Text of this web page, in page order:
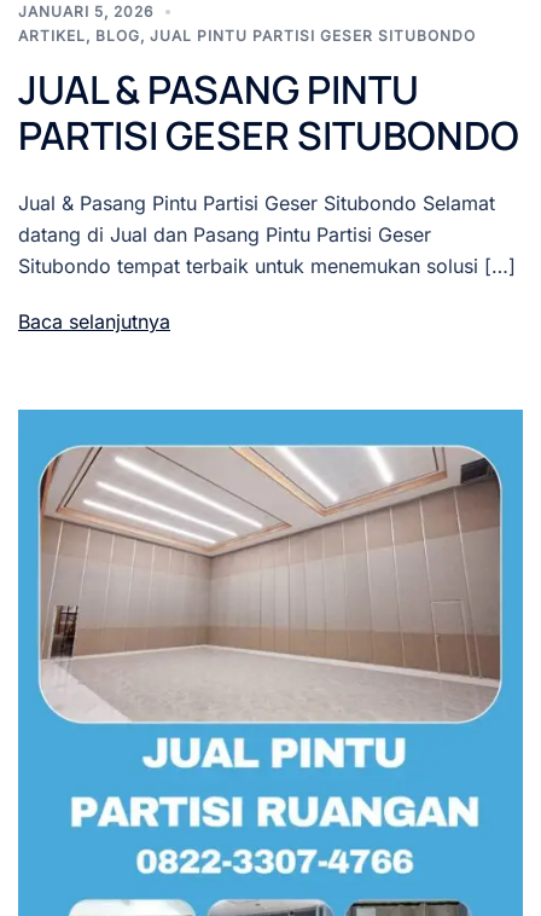
JANUARI 5, 2026
ARTIKEL, BLOG, JUAL PINTU PARTISI GESER SITUBONDO
JUAL & PASANG PINTU
PARTISI GESER SITUBONDO
Jual & Pasang Pintu Partisi Geser Situbondo Selamat
datang di Jual dan Pasang Pintu Partisi Geser
Situbondo tempat terbaik untuk menemukan solusi […]
Baca selanjutnya